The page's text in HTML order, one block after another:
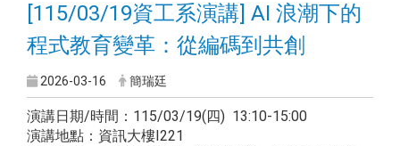
[115/03/19資工系演講] AI 浪潮下的
程式教育變革：從編碼到共創
2026-03-16 簡瑞廷
演講日期/時間：115/03/19(四) 13:10-15:00
演講地點：資訊大樓I221